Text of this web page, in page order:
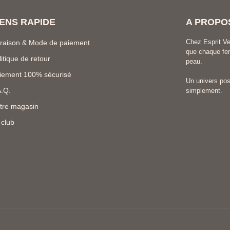
RAPIDE
& Mode de paiement
de retour
100% sécurisé
magasin
A
Chez Esprit
que chaque
peau.
Un univers
simplement.